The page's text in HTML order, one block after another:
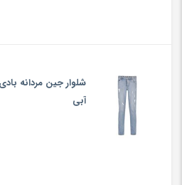
آبی